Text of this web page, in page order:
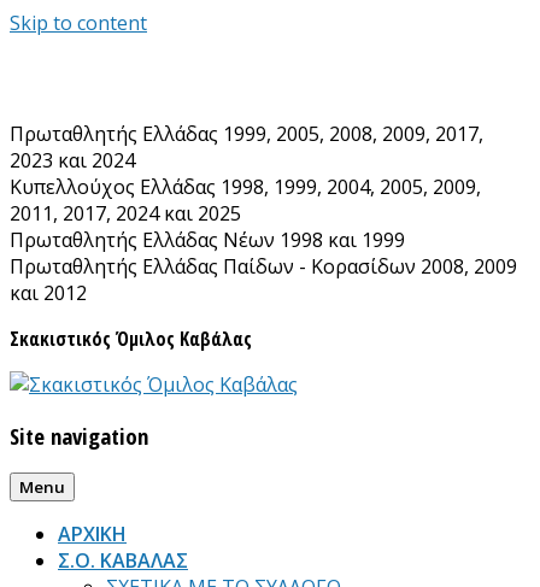
Skip to content
Πρωταθλητής Ελλάδας 1999, 2005, 2008, 2009, 2017,
2023 και 2024
Κυπελλούχος Ελλάδας 1998, 1999, 2004, 2005, 2009,
2011, 2017, 2024 και 2025
Πρωταθλητής Ελλάδας Νέων 1998 και 1999
Πρωταθλητής Ελλάδας Παίδων - Κορασίδων 2008, 2009
και 2012
Σκακιστικός Όμιλος Καβάλας
Site navigation
Menu
ΑΡΧΙΚΗ
Σ.Ο. ΚΑΒΑΛΑΣ